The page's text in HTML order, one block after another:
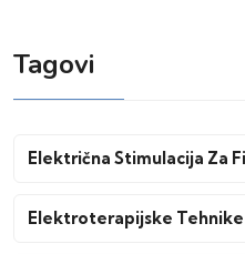
Tagovi
Električna Stimulacija Za
Elektroterapijske Tehnike